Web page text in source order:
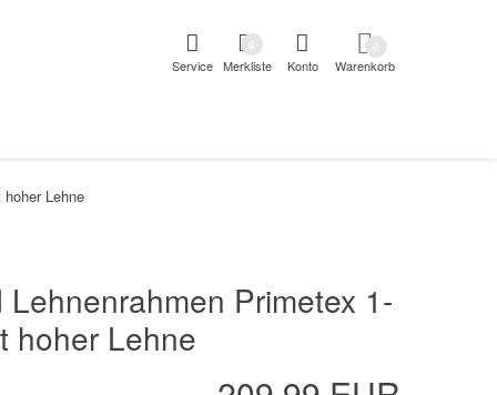
Service Merkliste
0
Konto Warenkorb
Lehne
Lehnenrahmen Primetex 1-
hoher Lehne